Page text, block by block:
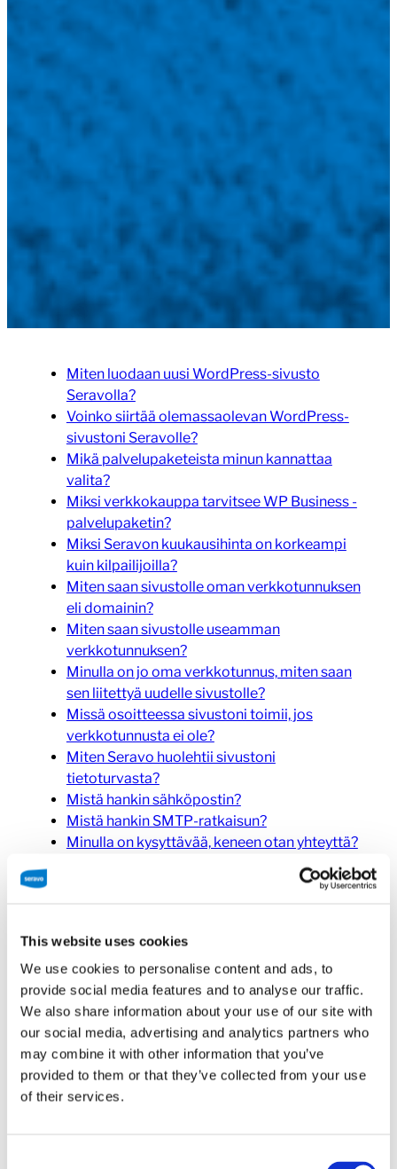
This website uses cookies
We use cookies to personalise content and ads, to
provide social media features and to analyse our traffic.
We also share information about your use of our site with
our social media, advertising and analytics partners who
may combine it with other information that you’ve
provided to them or that they’ve collected from your use
of their services.
Miten luodaan uusi WordPress-sivusto
Seravolla?
Voinko siirtää olemassaolevan WordPress-
sivustoni Seravolle?
Mikä palvelupaketeista minun kannattaa
valita?
Miksi verkkokauppa tarvitsee WP Business -
palvelupaketin?
Miksi Seravon kuukausihinta on korkeampi
kuin kilpailijoilla?
Miten saan sivustolle oman verkkotunnuksen
eli domainin?
Miten saan sivustolle useamman
verkkotunnuksen?
Minulla on jo oma verkkotunnus, miten saan
sen liitettyä uudelle sivustolle?
Missä osoitteessa sivustoni toimii, jos
verkkotunnusta ei ole?
Miten Seravo huolehtii sivustoni
tietoturvasta?
Mistä hankin sähköpostin?
Mistä hankin SMTP-ratkaisun?
Minulla on kysyttävää, keneen otan yhteyttä?
WordPress-sivusto
Seravolla?
Kun haluat uuden WordPress-sivuston, tilaa
haluamasi palvelupaketti
tilauslomakkeellamme